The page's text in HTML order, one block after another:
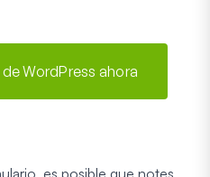
WordPress ahora